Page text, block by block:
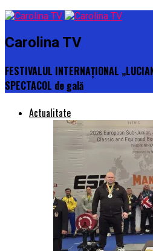
Carolina TV
FESTIVALUL INTERNAȚIONAL
SPECTACOL de gală
Actualitate